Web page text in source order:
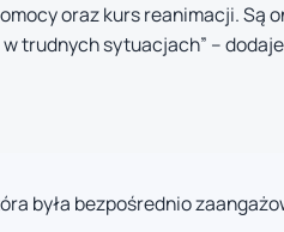
oraz kurs reanimacji. Są
trudnych sytuacjach” –
była bezpośrednio